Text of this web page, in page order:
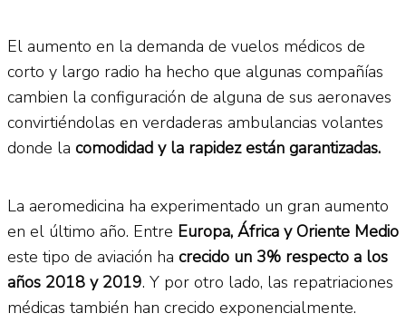
El aumento en la demanda de vuelos médicos de
corto y largo radio ha hecho que algunas compañías
cambien la configuración de alguna de sus aeronaves
convirtiéndolas en verdaderas ambulancias volantes
donde la comodidad y la rapidez están garantizadas.
La aeromedicina ha experimentado un gran aumento
en el último año. Entre Europa, África y Oriente Medio
este tipo de aviación ha crecido un 3% respecto a los
años 2018 y 2019. Y por otro lado, las repatriaciones
médicas también han crecido exponencialmente.